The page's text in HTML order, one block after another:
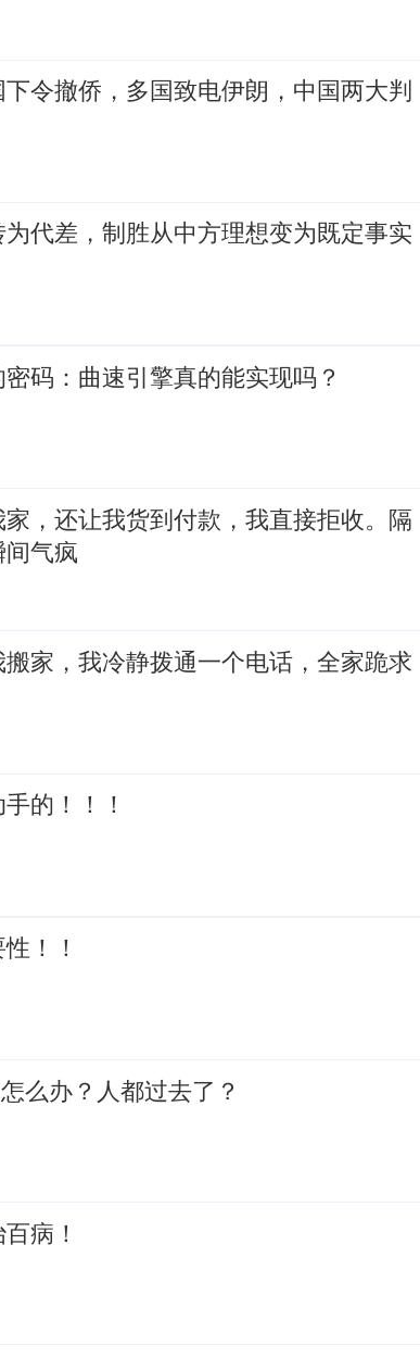
令撤侨，多国致电伊朗，中国两大判
代差，制胜从中方理想变为既定事实
码：曲速引擎真的能实现吗？
，还让我货到付款，我直接拒收。隔
气疯
家，我冷静拨通一个电话，全家跪求
的！！！
！！
么办？人都过去了？
病！